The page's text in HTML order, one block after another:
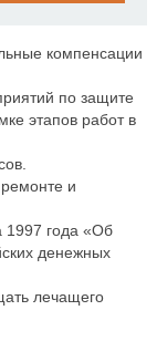
компенсации
по защите
этапов работ в
и
1997 года «Об
денежных
лечащего